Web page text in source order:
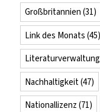
Großbritannien (31)
Link des Monats (45)
Literaturverwaltung
Nachhaltigkeit(47)
Nationallizenz (71)